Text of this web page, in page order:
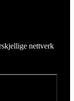
nettverk